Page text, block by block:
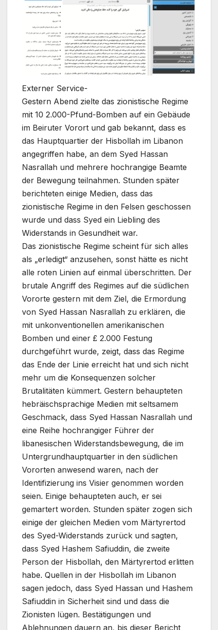
Externer Service-
Gestern Abend zielte das zionistische Regime
mit 10 2.000-Pfund-Bomben auf ein Gebäude
im Beiruter Vorort und gab bekannt, dass es
das Hauptquartier der Hisbollah im Libanon
angegriffen habe, an dem Syed Hassan
Nasrallah und mehrere hochrangige Beamte
der Bewegung teilnahmen. Stunden später
berichteten einige Medien, dass das
zionistische Regime in den Felsen geschossen
wurde und dass Syed ein Liebling des
Widerstands in Gesundheit war.
Das zionistische Regime scheint für sich alles
als „erledigt“ anzusehen, sonst hätte es nicht
alle roten Linien auf einmal überschritten. Der
brutale Angriff des Regimes auf die südlichen
Vororte gestern mit dem Ziel, die Ermordung
von Syed Hassan Nasrallah zu erklären, die
mit unkonventionellen amerikanischen
Bomben und einer £ 2.000 Festung
durchgeführt wurde, zeigt, dass das Regime
das Ende der Linie erreicht hat und sich nicht
mehr um die Konsequenzen solcher
Brutalitäten kümmert. Gestern behaupteten
hebräischsprachige Medien mit seltsamem
Geschmack, dass Syed Hassan Nasrallah und
eine Reihe hochrangiger Führer der
libanesischen Widerstandsbewegung, die im
Untergrundhauptquartier in den südlichen
Vororten anwesend waren, nach der
Identifizierung ins Visier genommen worden
seien. Einige behaupteten auch, er sei
gemartert worden. Stunden später zogen sich
einige der gleichen Medien vom Märtyrertod
des Syed-Widerstands zurück und sagten,
dass Syed Hashem Safiuddin, die zweite
Person der Hisbollah, den Märtyrertod erlitten
habe. Quellen in der Hisbollah im Libanon
sagen jedoch, dass Syed Hassan und Hashem
Safiuddin in Sicherheit sind und dass die
Zionisten lügen. Bestätigungen und
Ablehnungen dauern an, bis dieser Bericht